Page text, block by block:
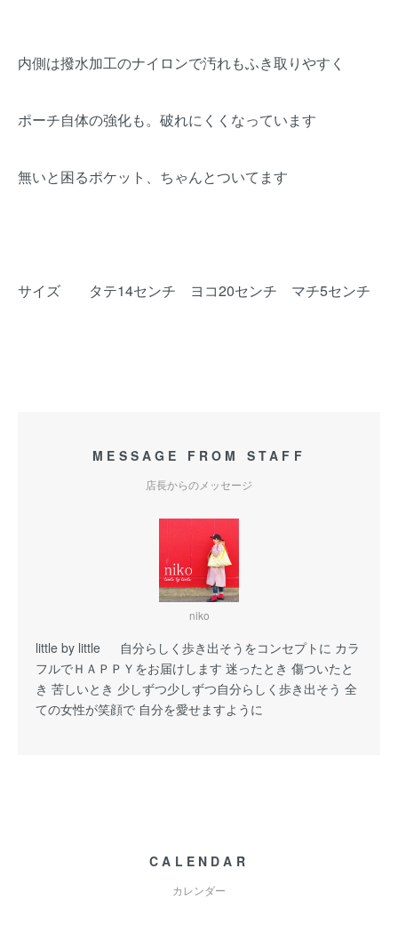
内側は撥水加工のナイロンで汚れもふき取りやすく
ポーチ自体の強化も。破れにくくなっています
無いと困るポケット、ちゃんとついてます
サイズ タテ14センチ ヨコ20センチ マチ5センチ
MESSAGE FROM STAFF
店長からのメッセージ
niko
little by little 自分らしく歩き出そうをコンセプトに カラ
フルでＨＡＰＰＹをお届けします 迷ったとき 傷ついたと
き 苦しいとき 少しずつ少しずつ自分らしく歩き出そう 全
ての女性が笑顔で 自分を愛せますように
CALENDAR
カレンダー